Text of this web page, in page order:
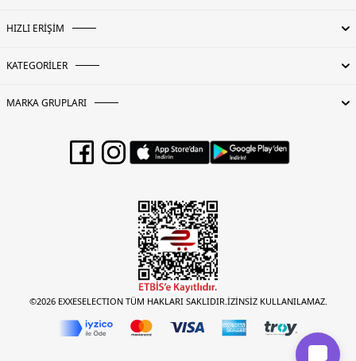
HIZLI ERİŞİM
KATEGORİLER
MARKA GRUPLARI
©2026 EXXESELECTION TÜM HAKLARI SAKLIDIR.İZİNSİZ KULLANILAMAZ.